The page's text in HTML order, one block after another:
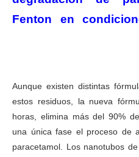
Fenton en
Aunque existen distintas
estos residuos, la nueva
horas, elimina más del 90%
una única fase el proceso de
paracetamol. Los nanotubos